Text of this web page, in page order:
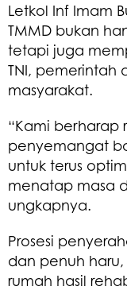
Letkol Inf Imam
TMMD bukan
tetapi juga
TNI, pemerintah
masyarakat.
“Kami berharap
penyemangat
untuk terus
menatap masa
ungkapnya.
Prosesi
dan penuh
rumah hasil